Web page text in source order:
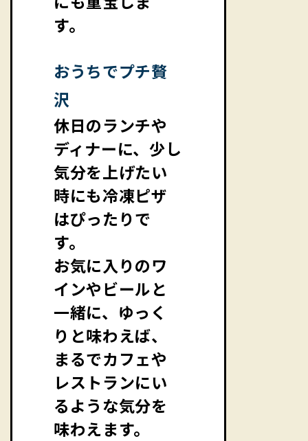
す。
おうちでプチ贅
沢
休日のランチや
ディナーに、少し
気分を上げたい
時にも冷凍ピザ
はぴったりで
す。
お気に入りのワ
インやビールと
一緒に、ゆっく
りと味わえば、
まるでカフェや
レストランにい
るような気分を
味わえます。